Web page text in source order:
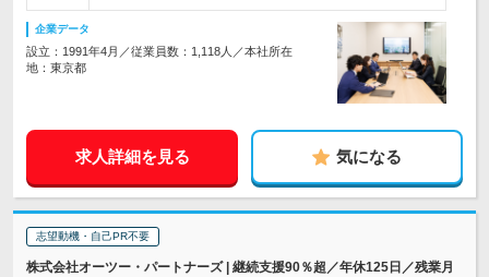
企業データ
設立：1991年4月／従業員数：1,118人／本社所在
地：東京都
求人詳細を見る 気になる
志望動機・自己PR不要
株式会社オーツー・パートナーズ | 継続支援90％超／年休125日／残業月